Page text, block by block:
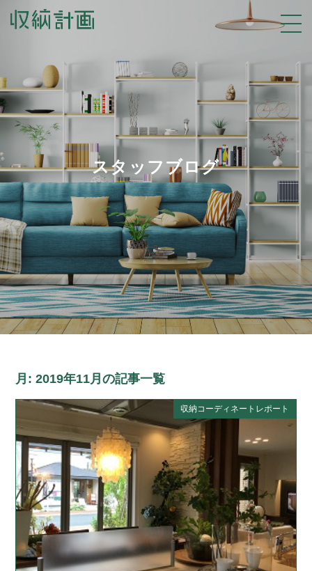
スタッフブログ
月:2019年11月の記事一覧
収納コーディネートレポート